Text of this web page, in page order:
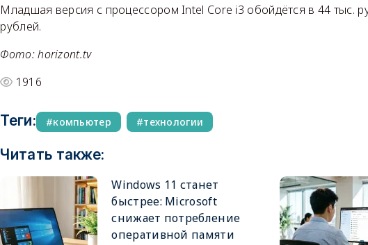
Младшая версия с процессором Intel Core i3 обойдётся в 44 тыс.
рублей.
Фото: horizont.tv
1916
Теги: компьютер технологии
Читать также:
Windows 11 станет
быстрее: Microsoft
снижает потребление
оперативной памяти